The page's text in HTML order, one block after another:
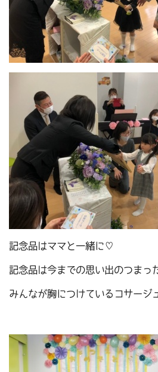
記念品はママと一緒に♡
記念品は今までの思い出のつまっ
みんなが胸につけているコサージ